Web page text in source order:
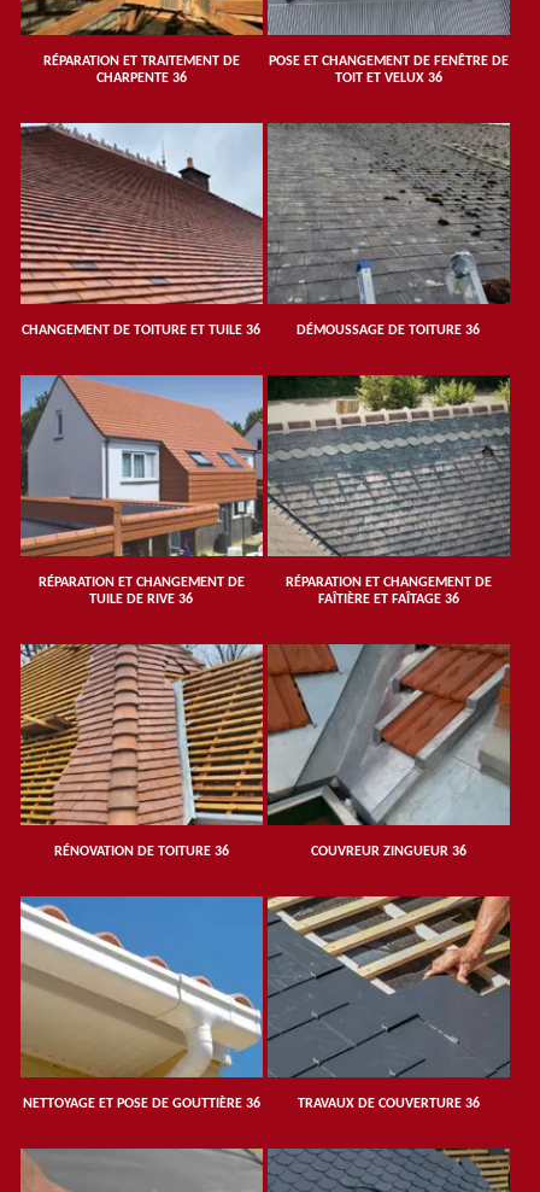
RÉPARATION ET TRAITEMENT DE
CHARPENTE 36
POSE ET CHANGEMENT DE FENÊTRE DE
TOIT ET VELUX 36
CHANGEMENT DE TOITURE ET TUILE 36 DÉMOUSSAGE DE TOITURE 36
RÉPARATION ET CHANGEMENT DE
TUILE DE RIVE 36
RÉPARATION ET CHANGEMENT DE
FAÎTIÈRE ET FAÎTAGE 36
RÉNOVATION DE TOITURE 36 COUVREUR ZINGUEUR 36
NETTOYAGE ET POSE DE GOUTTIÈRE 36 TRAVAUX DE COUVERTURE 36